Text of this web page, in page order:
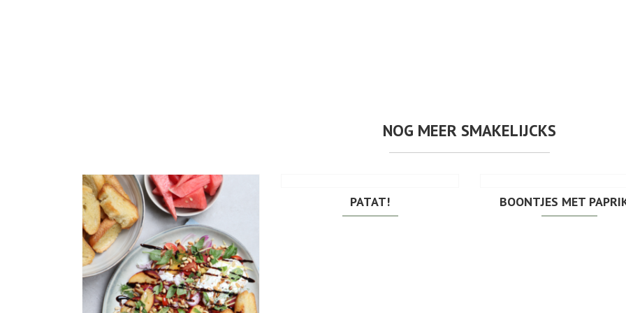
NOG MEER SMAKELIJCKS
PATAT! BOONTJES MET